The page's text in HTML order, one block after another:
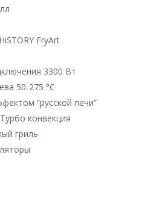
FryArt
3300 Вт
50-275 °С
“русской печи”
конвекция
гриль